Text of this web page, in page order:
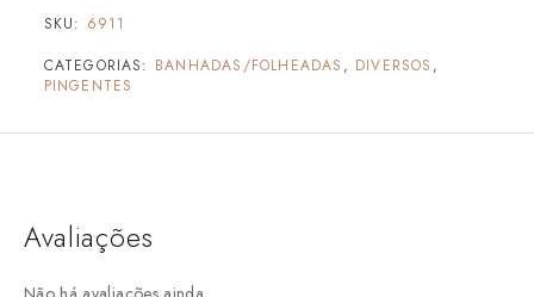
SKU: 6911
CATEGORIAS: BANHADAS/FOLHEADAS , DIVERSOS ,
PINGENTES
Avaliações